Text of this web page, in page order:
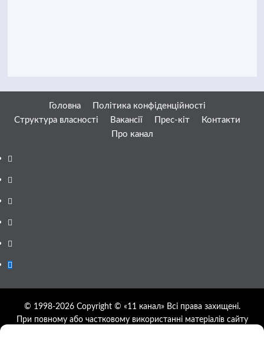
Головна
Політика конфіденційності
Структура власності
Вакансії Прес-кіт
Контакти
Про канал
Facebook
YouTube
Telegram
Instagram
Twitter
Google
© 1998-2026 Copyright © «11 канал» Всі права захищені.
При повному або частковому використанні матеріалів сайту